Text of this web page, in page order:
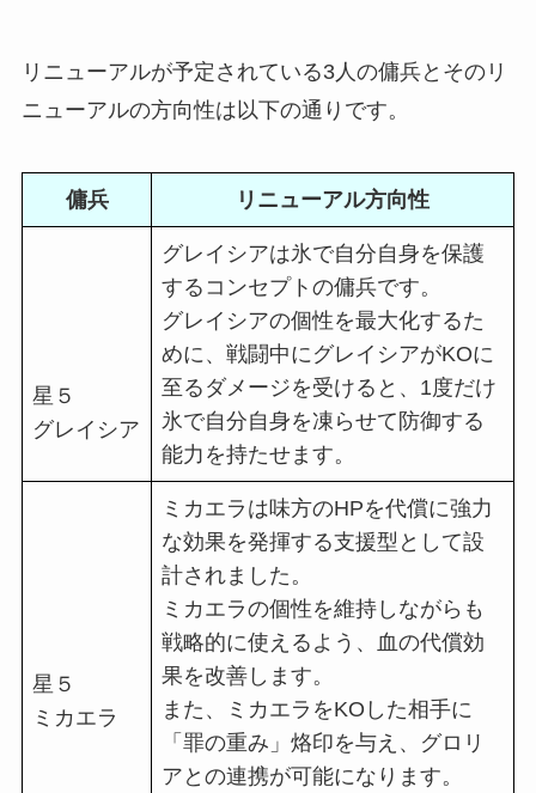
リニューアルが予定されている3人の傭兵とそのリ
ニューアルの方向性は以下の通りです。
傭兵 リニューアル方向性
星５
グレイシア
グレイシアは氷で自分自身を保護
するコンセプトの傭兵です。
グレイシアの個性を最大化するた
めに、戦闘中にグレイシアがKOに
至るダメージを受けると、1度だけ
氷で自分自身を凍らせて防御する
能力を持たせます。
星５
ミカエラ
ミカエラは味方のHPを代償に強力
な効果を発揮する支援型として設
計されました。
ミカエラの個性を維持しながらも
戦略的に使えるよう、血の代償効
果を改善します。
また、ミカエラをKOした相手に
「罪の重み」烙印を与え、グロリ
アとの連携が可能になります。